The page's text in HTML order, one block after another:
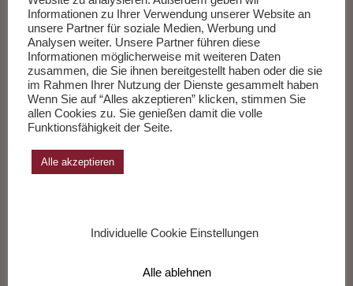
und Sterben der Flugzeuge
Feuilletonscout gratuliert Heinrich
Steinfest zum Bayerischen Buchpreis
vonFeuilletonscout Buchneuerscheinung
17. Dezember 2016
geht’s zur Rezension. Der Bayerische Buchpreis wurde initiiert
Weiterlesen »
Informationen zu Ihrer Verwendung unserer Website an
unsere Partner für soziale Medien, Werbung und
Analysen weiter. Unsere Partner führen diese
Informationen möglicherweise mit weiteren Daten
zusammen, die Sie ihnen bereitgestellt haben oder die sie
im Rahmen Ihrer Nutzung der Dienste gesammelt haben
Wenn Sie auf “Alles akzeptieren” klicken, stimmen Sie
allen Cookies zu. Sie genießen damit die volle
Funktionsfähigkeit der Seite.
Alle akzeptieren
Individuelle Cookie Einstellungen
Alle ablehnen